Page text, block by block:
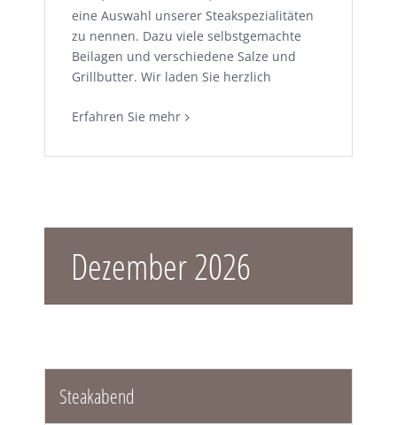
eine Auswahl unserer Steakspezialitäten
zu nennen. Dazu viele selbstgemachte
Beilagen und verschiedene Salze und
Grillbutter. Wir laden Sie herzlich
Erfahren Sie mehr
Dezember 2026
Steakabend